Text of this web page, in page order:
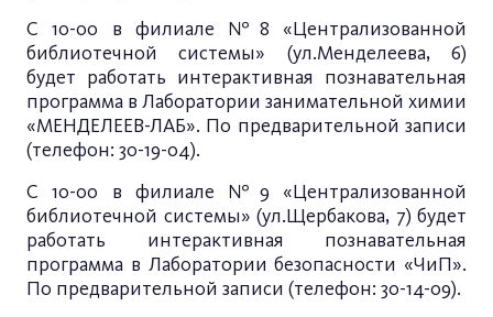
С 10-00 в филиале №8 «Централизованной
библиотечной системы» (ул.Менделеева, 6)
будет работать интерактивная познавательная
программа в Лаборатории занимательной химии
«МЕНДЕЛЕЕВ-ЛАБ». По предварительной записи
(телефон: 30-19-04).
С 10-00 в филиале №9 «Централизованной
библиотечной системы» (ул.Щербакова, 7) будет
работать интерактивная познавательная
программа в Лаборатории безопасности «ЧиП».
По предварительной записи (телефон: 30-14-09).